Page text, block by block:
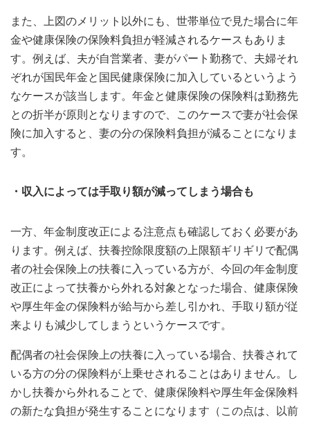
また、上図のメリット以外にも、世帯単位で見た場合に年
金や健康保険の保険料負担が軽減されるケースもありま
す。例えば、夫が自営業者、妻がパート勤務で、夫婦それ
ぞれが国民年金と国民健康保険に加入しているというよう
なケースが該当します。年金と健康保険の保険料は勤務先
との折半が原則となりますので、このケースで妻が社会保
険に加入すると、妻の分の保険料負担が減ることになりま
す。
・収入によっては手取り額が減ってしまう場合も
一方、年金制度改正による注意点も確認しておく必要があ
ります。例えば、扶養控除限度額の上限額ギリギリで配偶
者の社会保険上の扶養に入っている方が、今回の年金制度
改正によって扶養から外れる対象となった場合、健康保険
や厚生年金の保険料が給与から差し引かれ、手取り額が従
来よりも減少してしまうというケースです。
配偶者の社会保険上の扶養に入っている場合、扶養されて
いる方の分の保険料が上乗せされることはありません。し
かし扶養から外れることで、健康保険料や厚生年金保険料
の新たな負担が発生することになります（この点は、以前